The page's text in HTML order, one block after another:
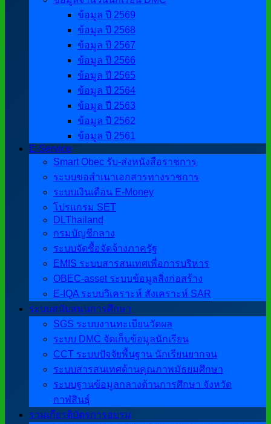
ข้อมูล ปี 2569
ข้อมูล ปี 2568
ข้อมูล ปี 2567
ข้อมูล ปี 2566
ข้อมูล ปี 2565
ข้อมูล ปี 2564
ข้อมูล ปี 2563
ข้อมูล ปี 2562
ข้อมูล ปี 2561
E-Service
Smart Obec รับ-ส่งหนังสือราชการ
ระบบขอสำเนาเอกสารทางราชการ
ระบบเงินเดือน E-Money
โปรแกรม SET
DLThailand
กรมบัญชีกลาง
ระบบจัดซื้อจัดจ้างภาครัฐ
EMIS ระบบสารสนเทศเพื่อการบริหาร
OBEC-asset ระบบข้อมูลสิ่งก่อสร้าง
E-IQA ระบบวิเคราะห์ สังเคราะห์ SAR
ระบบสนับสนุนการศึกษา
SGS ระบบงานทะเบียนวัดผล
ระบบ DMC จัดเก็บข้อมูลนักเรียน
CCT ระบบปัจจัยพื้นฐาน นักเรียนยากจน
ระบบสารสนเทศด้านคุณภาพมัธยมศึกษา
ระบบฐานข้อมูลกลางด้านการศึกษา จังหวัด
กาฬสินธุ์
รวมเกียรติบัตรการอบรม